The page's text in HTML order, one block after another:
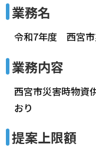
業務名
令和7年度 西宮市
業務内容
西宮市災害時物資
おり
提案上限額